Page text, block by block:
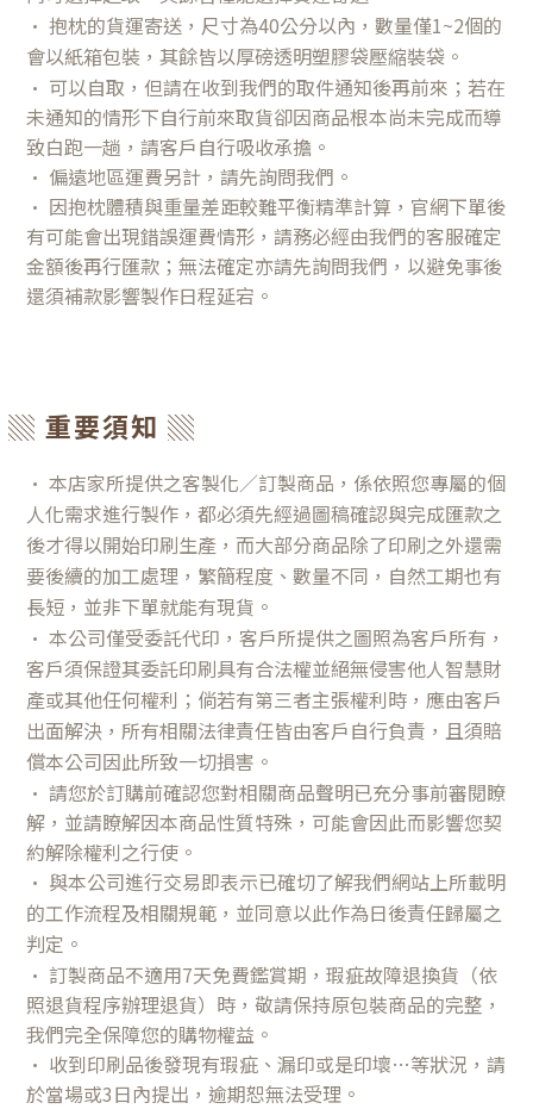
• 抱枕的貨運寄送，尺寸為40公分以內，數量僅1~2個的
會以紙箱包裝，其餘皆以厚磅透明塑膠袋壓縮裝袋 。
• 可以自取，但請在收到我們的取件通知後再前來；若在
未通知的情形下自行前來取貨卻因商品根本尚未完成而導
致白跑一趟，請客戶自行吸收承擔。
• 偏遠地區運費另計，請先詢問我們。
• 因抱枕體積與重量差距較難平衡精準計算，官網下單後
有可能會出現錯誤運費情形，請務必經由我們的客服確定
金額後再行匯款 ；無法確定亦請先詢問我們，以避免事後
還須補款影響製作日程延宕。
▒ 重要須知 ▒
• 本店家所提供之客製化／訂製商品，係依照您專屬的個
人化需求進行製作，都必須先經過圖稿確認與完成匯款之
後才得以開始印刷生產，而大部分商品除了印刷之外還需
要後續的加工處理，繁簡程度、數量不同，自然工期也有
長短，並非下單就能有現貨。
• 本公司僅受委託代印，客戶所提供之圖照為客戶所有，
客戶須保證其委託印刷具有合法權並絕無侵害他人智慧財
產或其他任何權利；倘若有第三者主張權利時，應由客戶
出面解決，所有相關法律責任皆由客戶自行負責，且須賠
償本公司因此所致一切損害。
• 請您於訂購前確認您對相關商品聲明已充分事前審閱瞭
解，並請瞭解因本商品性質特殊，可能會因此而影響您契
約解除權利之行使。
• 與本公司進行交易即表示已確切了解我們網站上所載明
的工作流程及相關規範，並同意以此作為日後責任歸屬之
判定。
• 訂製商品不適用7天免費鑑賞期，瑕疵故障退換貨（依
照退貨程序辦理退貨）時，敬請保持原包裝商品的完整，
我們完全保障您的購物權益。
• 收到印刷品後發現有瑕疵、漏印或是印壞…等狀況，請
於當場或3日內提出，逾期恕無法受理。